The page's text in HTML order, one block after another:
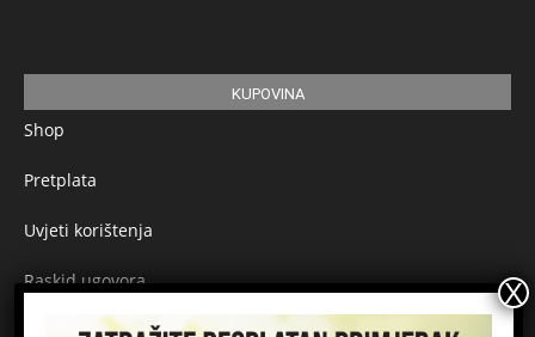
KUPOVINA
Shop
Pretplata
Uvjeti korištenja
Raskid ugovora
Načini plaćanja